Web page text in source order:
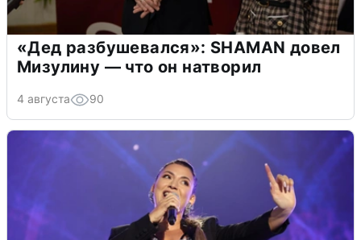
«Дед разбушевался»: SHAMAN довел
Мизулину — что он натворил
4 августа 90